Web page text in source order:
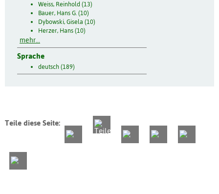
Weiss, Reinhold (13)
Bauer, Hans G. (10)
Dybowski, Gisela (10)
Herzer, Hans (10)
mehr...
Sprache
deutsch (189)
Teile diese Seite: